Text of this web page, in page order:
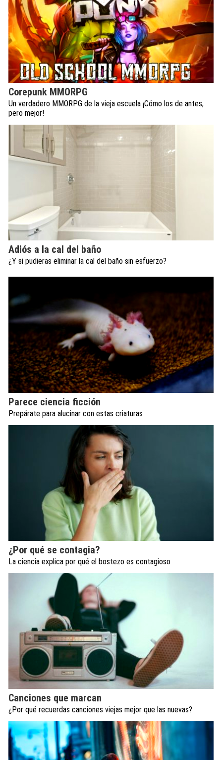
Corepunk MMORPG
Un verdadero MMORPG de la vieja escuela ¡Cómo los de antes,
pero mejor!
Adiós a la cal del baño
¿Y si pudieras eliminar la cal del baño sin esfuerzo?
Parece ciencia ficción
Prepárate para alucinar con estas criaturas
¿Por qué se contagia?
La ciencia explica por qué el bostezo es contagioso
Canciones que marcan
¿Por qué recuerdas canciones viejas mejor que las nuevas?